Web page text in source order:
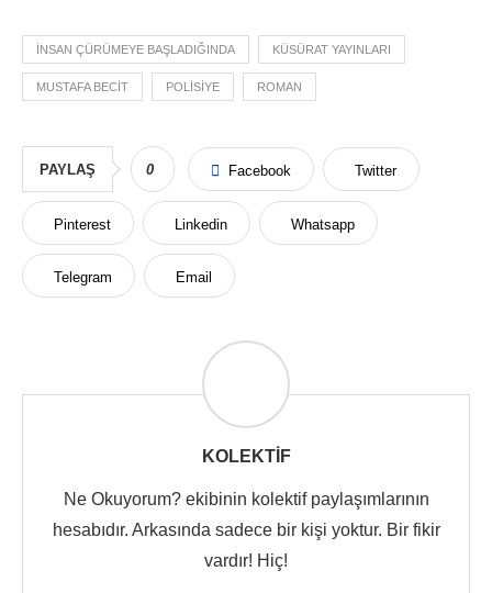
İNSAN ÇÜRÜMEYE BAŞLADIĞINDA KÜSÜRAT YAYINLARI
MUSTAFA BECIT POLISIYE ROMAN
PAYLAŞ 0 Facebook Twitter
Pinterest Linkedin Whatsapp
Telegram Email
KOLEKTIF
Ne Okuyorum? ekibinin kolektif paylaşımlarının
hesabıdır. Arkasında sadece bir kişi yoktur. Bir fikir
vardır! Hiç!